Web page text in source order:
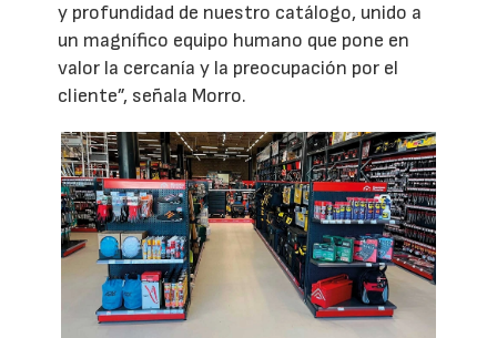
y profundidad de nuestro catálogo, unido a
un magnífico equipo humano que pone en
valor la cercanía y la preocupación por el
cliente”, señala Morro.